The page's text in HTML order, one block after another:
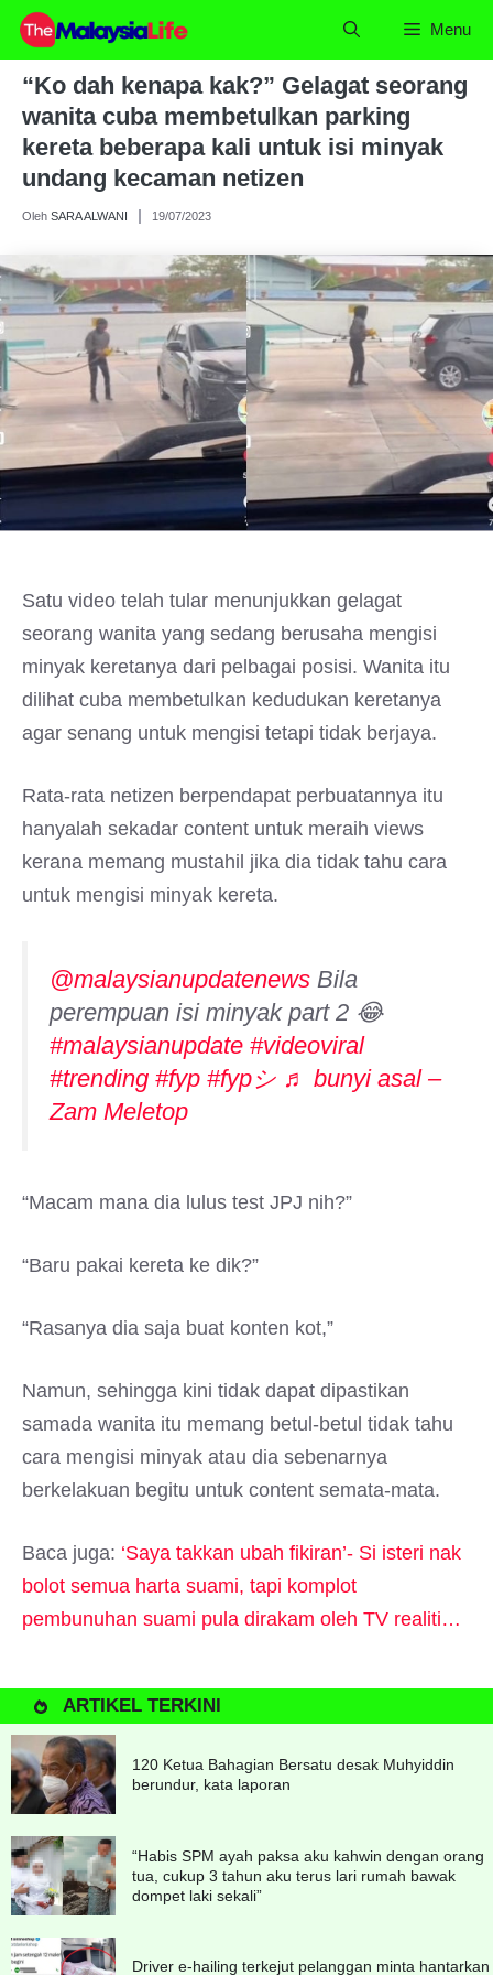
Skip
content
Menu
“Ko dah kenapa kak?” Gelagat seorang
wanita cuba membetulkan parking
kereta beberapa kali untuk isi minyak
undang kecaman netizen
Oleh SARA ALWANI 19/07/2023
Satu video telah tular menunjukkan gelagat
seorang wanita yang sedang berusaha mengisi
minyak keretanya dari pelbagai posisi. Wanita itu
dilihat cuba membetulkan kedudukan keretanya
agar senang untuk mengisi tetapi tidak berjaya.
Rata-rata netizen berpendapat perbuatannya itu
hanyalah sekadar content untuk meraih views
kerana memang mustahil jika dia tidak tahu cara
untuk mengisi minyak kereta.
@malaysianupdatenews Bila
perempuan isi minyak part 2 😂
#malaysianupdate #videoviral
#trending #fyp #fypシ ♬ bunyi asal –
Zam Meletop
“Macam mana dia lulus test JPJ nih?”
“Baru pakai kereta ke dik?”
“Rasanya dia saja buat konten kot,”
Namun, sehingga kini tidak dapat dipastikan
samada wanita itu memang betul-betul tidak tahu
cara mengisi minyak atau dia sebenarnya
berkelakuan begitu untuk content semata-mata.
Baca juga: ‘Saya takkan ubah fikiran’- Si isteri nak
bolot semua harta suami, tapi komplot
pembunuhan suami pula dirakam oleh TV realiti…
ARTIKEL TERKINI
120 Ketua Bahagian Bersatu desak Muhyiddin
berundur, kata laporan
“Habis SPM ayah paksa aku kahwin dengan orang
tua, cukup 3 tahun aku terus lari rumah bawak
dompet laki sekali”
Driver e-hailing terkejut pelanggan minta hantarkan